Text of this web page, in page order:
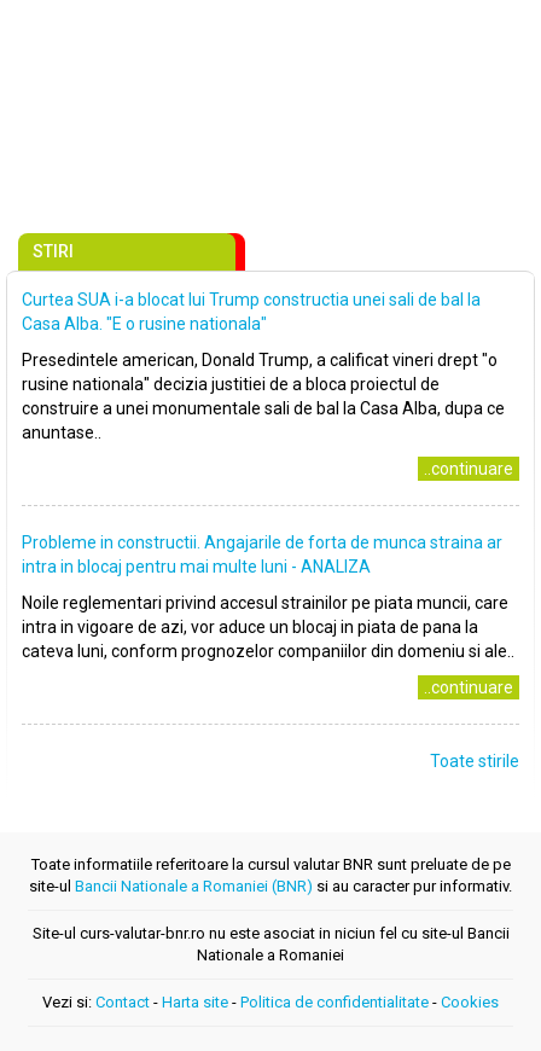
STIRI
Curtea SUA i-a blocat lui Trump constructia unei sali de bal la
Casa Alba. "E o rusine nationala"
Presedintele american, Donald Trump, a calificat vineri drept "o
rusine nationala" decizia justitiei de a bloca proiectul de
construire a unei monumentale sali de bal la Casa Alba, dupa ce
anuntase..
..continuare
Probleme in constructii. Angajarile de forta de munca straina ar
intra in blocaj pentru mai multe luni - ANALIZA
Noile reglementari privind accesul strainilor pe piata muncii, care
intra in vigoare de azi, vor aduce un blocaj in piata de pana la
cateva luni, conform prognozelor companiilor din domeniu si ale..
..continuare
Toate stirile
Toate informatiile referitoare la cursul valutar BNR sunt preluate de pe
site-ul Bancii Nationale a Romaniei (BNR) si au caracter pur informativ.
Site-ul curs-valutar-bnr.ro nu este asociat in niciun fel cu site-ul Bancii
Nationale a Romaniei
Vezi si: Contact - Harta site - Politica de confidentialitate - Cookies